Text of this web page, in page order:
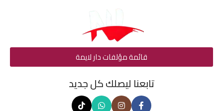
قائمة مؤلفات دار لايمة
تابعنا ليصلك كل جديد